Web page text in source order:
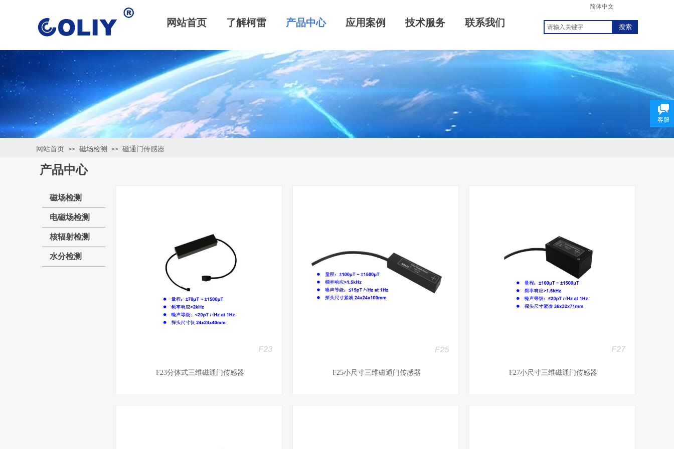
简体中文
网站首页 了解柯雷 产品中心 应用案例 技术服务 联系我们 搜索
网站首页 >> 磁场检测 >> 磁通门传感器
F23分体式三维磁通门传感器 F25小尺寸三维磁通门传感器 F27小尺寸三维磁通门传感器
产品中心
磁场检测
电磁场检测
核辐射检测
水分检测
客服